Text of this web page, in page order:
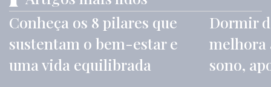
Conheça os 8 pilares que
sustentam o bem-estar e
uma vida equilibrada
Dormir
melhora
sono,